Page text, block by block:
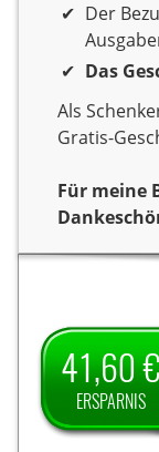
Der
Das
Als
Gratis-
Für meine
Dankeschön
41,60
ERSPARNIS
Das Goldene
Als
erhalten Sie
41,60 €
auf den
Jahrespreis